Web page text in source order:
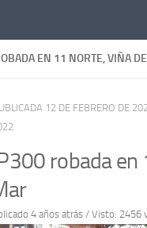
EN 11 NORTE, VIÑA
12 DE FEBRERO DE
robada en
4 años atrás / Visto: 2456